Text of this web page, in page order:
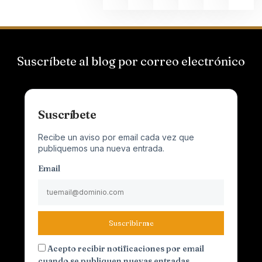
Suscríbete al blog por correo electrónico
Suscríbete
Recibe un aviso por email cada vez que
publiquemos una nueva entrada.
Email
Suscribirme
Acepto recibir notificaciones por email